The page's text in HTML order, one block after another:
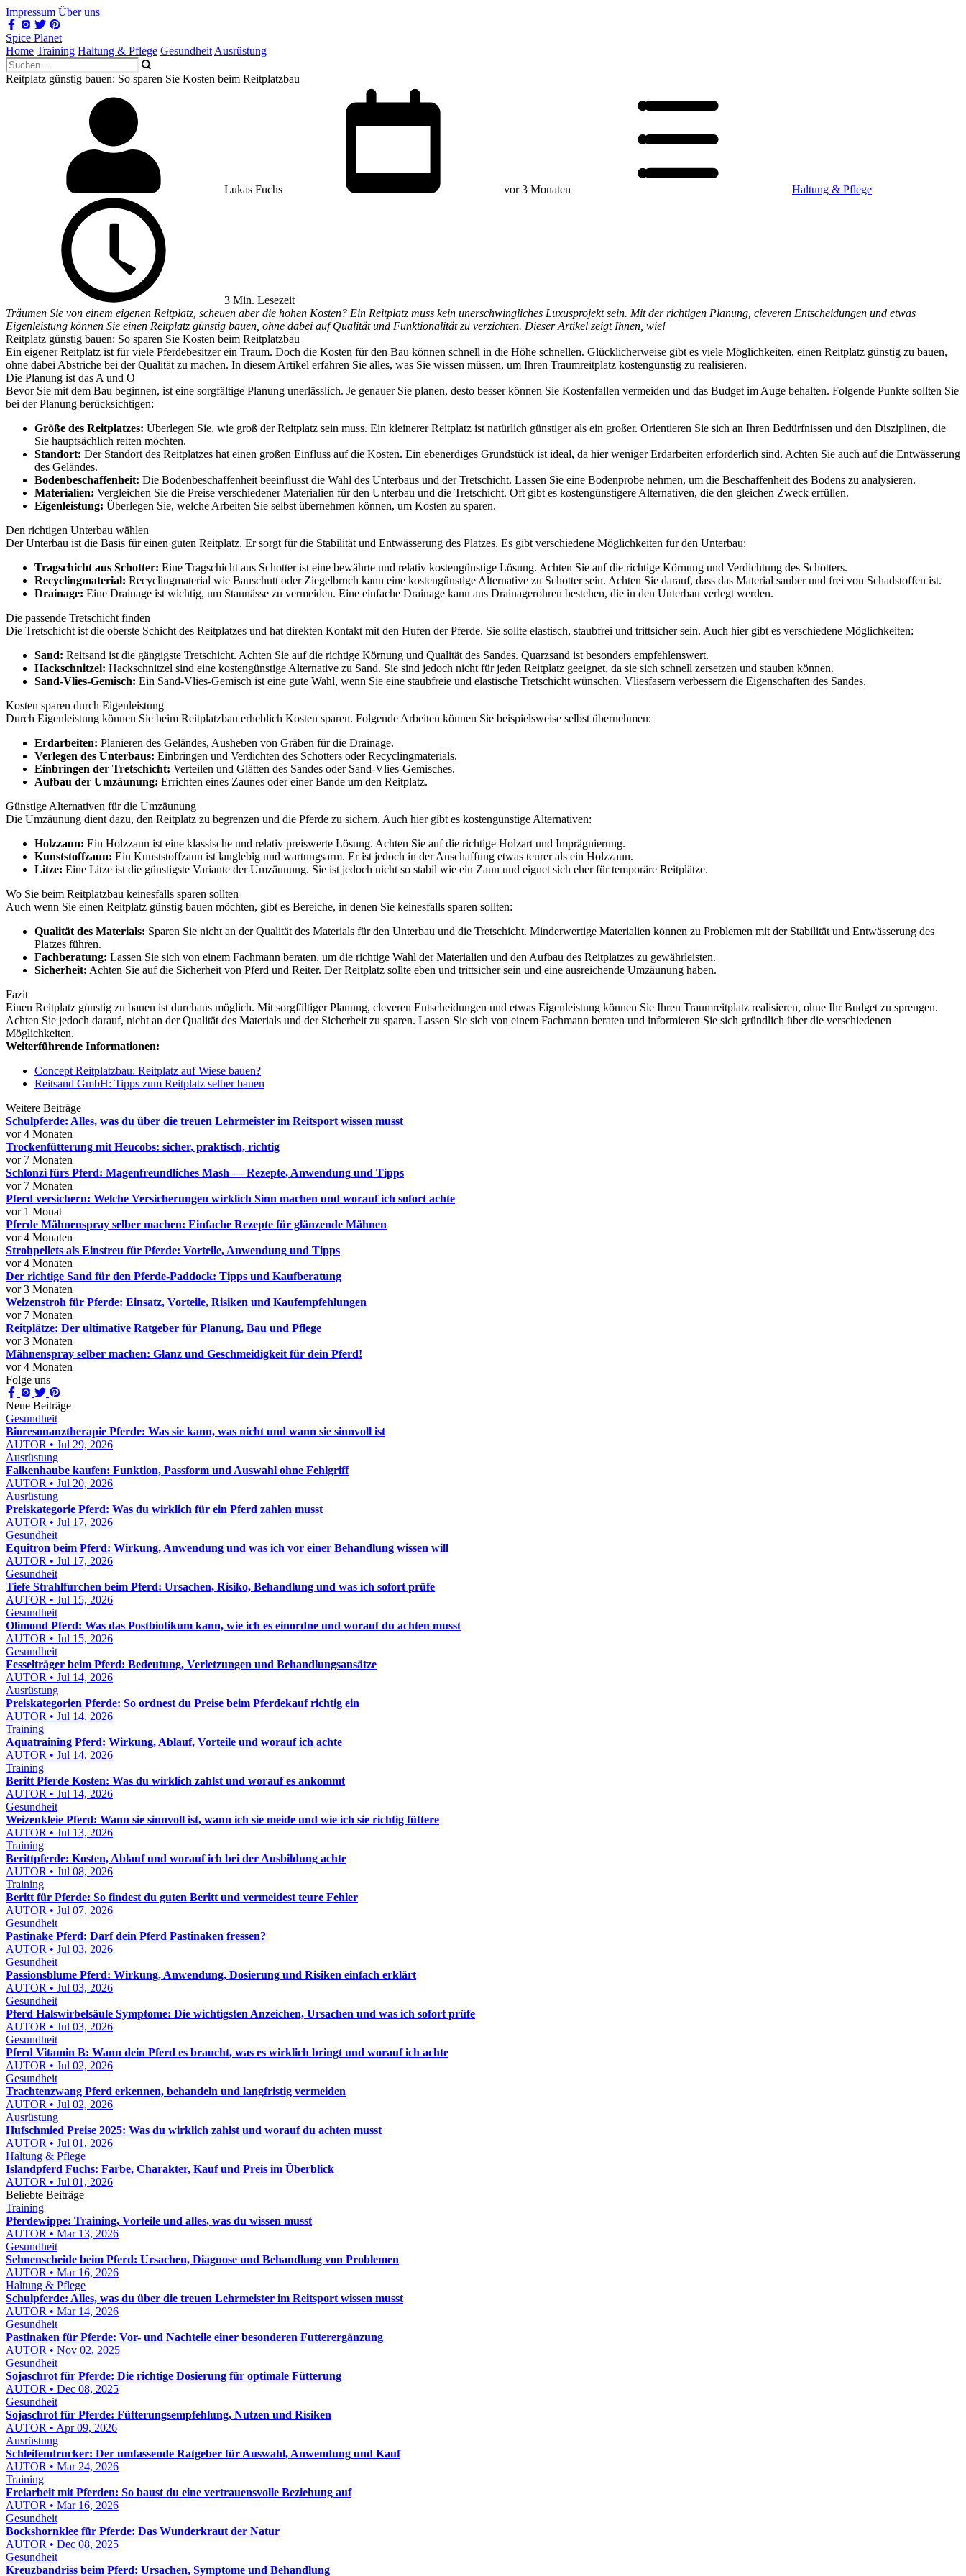
Impressum Über uns
Spice Planet
Home Training Haltung & Pflege Gesundheit Ausrüstung
Reitplatz günstig bauen: So sparen Sie Kosten beim Reitplatzbau
Lukas Fuchs vor 3 Monaten Haltung & Pflege
3 Min. Lesezeit
Träumen Sie von einem eigenen Reitplatz, scheuen aber die hohen Kosten? Ein Reitplatz muss kein unerschwingliches Luxusprojekt sein. Mit der richtigen Planung, cleveren Entscheidungen und etwas
Eigenleistung können Sie einen Reitplatz günstig bauen, ohne dabei auf Qualität und Funktionalität zu verzichten. Dieser Artikel zeigt Ihnen, wie!
Reitplatz günstig bauen: So sparen Sie Kosten beim Reitplatzbau
Ein eigener Reitplatz ist für viele Pferdebesitzer ein Traum. Doch die Kosten für den Bau können schnell in die Höhe schnellen. Glücklicherweise gibt es viele Möglichkeiten, einen Reitplatz günstig zu bauen,
ohne dabei Abstriche bei der Qualität zu machen. In diesem Artikel erfahren Sie alles, was Sie wissen müssen, um Ihren Traumreitplatz kostengünstig zu realisieren.
Die Planung ist das A und O
Bevor Sie mit dem Bau beginnen, ist eine sorgfältige Planung unerlässlich. Je genauer Sie planen, desto besser können Sie Kostenfallen vermeiden und das Budget im Auge behalten. Folgende Punkte sollten Sie
bei der Planung berücksichtigen:
Größe des Reitplatzes: Überlegen Sie, wie groß der Reitplatz sein muss. Ein kleinerer Reitplatz ist natürlich günstiger als ein großer. Orientieren Sie sich an Ihren Bedürfnissen und den Disziplinen, die
Sie hauptsächlich reiten möchten.
Standort: Der Standort des Reitplatzes hat einen großen Einfluss auf die Kosten. Ein ebenerdiges Grundstück ist ideal, da hier weniger Erdarbeiten erforderlich sind. Achten Sie auch auf die Entwässerung
des Geländes.
Bodenbeschaffenheit: Die Bodenbeschaffenheit beeinflusst die Wahl des Unterbaus und der Tretschicht. Lassen Sie eine Bodenprobe nehmen, um die Beschaffenheit des Bodens zu analysieren.
Materialien: Vergleichen Sie die Preise verschiedener Materialien für den Unterbau und die Tretschicht. Oft gibt es kostengünstigere Alternativen, die den gleichen Zweck erfüllen.
Eigenleistung: Überlegen Sie, welche Arbeiten Sie selbst übernehmen können, um Kosten zu sparen.
Den richtigen Unterbau wählen
Der Unterbau ist die Basis für einen guten Reitplatz. Er sorgt für die Stabilität und Entwässerung des Platzes. Es gibt verschiedene Möglichkeiten für den Unterbau:
Tragschicht aus Schotter: Eine Tragschicht aus Schotter ist eine bewährte und relativ kostengünstige Lösung. Achten Sie auf die richtige Körnung und Verdichtung des Schotters.
Recyclingmaterial: Recyclingmaterial wie Bauschutt oder Ziegelbruch kann eine kostengünstige Alternative zu Schotter sein. Achten Sie darauf, dass das Material sauber und frei von Schadstoffen ist.
Drainage: Eine Drainage ist wichtig, um Staunässe zu vermeiden. Eine einfache Drainage kann aus Drainagerohren bestehen, die in den Unterbau verlegt werden.
Die passende Tretschicht finden
Die Tretschicht ist die oberste Schicht des Reitplatzes und hat direkten Kontakt mit den Hufen der Pferde. Sie sollte elastisch, staubfrei und trittsicher sein. Auch hier gibt es verschiedene Möglichkeiten:
Sand: Reitsand ist die gängigste Tretschicht. Achten Sie auf die richtige Körnung und Qualität des Sandes. Quarzsand ist besonders empfehlenswert.
Hackschnitzel: Hackschnitzel sind eine kostengünstige Alternative zu Sand. Sie sind jedoch nicht für jeden Reitplatz geeignet, da sie sich schnell zersetzen und stauben können.
Sand-Vlies-Gemisch: Ein Sand-Vlies-Gemisch ist eine gute Wahl, wenn Sie eine staubfreie und elastische Tretschicht wünschen. Vliesfasern verbessern die Eigenschaften des Sandes.
Kosten sparen durch Eigenleistung
Durch Eigenleistung können Sie beim Reitplatzbau erheblich Kosten sparen. Folgende Arbeiten können Sie beispielsweise selbst übernehmen:
Erdarbeiten: Planieren des Geländes, Ausheben von Gräben für die Drainage.
Verlegen des Unterbaus: Einbringen und Verdichten des Schotters oder Recyclingmaterials.
Einbringen der Tretschicht: Verteilen und Glätten des Sandes oder Sand-Vlies-Gemisches.
Aufbau der Umzäunung: Errichten eines Zaunes oder einer Bande um den Reitplatz.
Günstige Alternativen für die Umzäunung
Die Umzäunung dient dazu, den Reitplatz zu begrenzen und die Pferde zu sichern. Auch hier gibt es kostengünstige Alternativen:
Holzzaun: Ein Holzzaun ist eine klassische und relativ preiswerte Lösung. Achten Sie auf die richtige Holzart und Imprägnierung.
Kunststoffzaun: Ein Kunststoffzaun ist langlebig und wartungsarm. Er ist jedoch in der Anschaffung etwas teurer als ein Holzzaun.
Litze: Eine Litze ist die günstigste Variante der Umzäunung. Sie ist jedoch nicht so stabil wie ein Zaun und eignet sich eher für temporäre Reitplätze.
Wo Sie beim Reitplatzbau keinesfalls sparen sollten
Auch wenn Sie einen Reitplatz günstig bauen möchten, gibt es Bereiche, in denen Sie keinesfalls sparen sollten:
Qualität des Materials: Sparen Sie nicht an der Qualität des Materials für den Unterbau und die Tretschicht. Minderwertige Materialien können zu Problemen mit der Stabilität und Entwässerung des
Platzes führen.
Fachberatung: Lassen Sie sich von einem Fachmann beraten, um die richtige Wahl der Materialien und den Aufbau des Reitplatzes zu gewährleisten.
Sicherheit: Achten Sie auf die Sicherheit von Pferd und Reiter. Der Reitplatz sollte eben und trittsicher sein und eine ausreichende Umzäunung haben.
Fazit
Einen Reitplatz günstig zu bauen ist durchaus möglich. Mit sorgfältiger Planung, cleveren Entscheidungen und etwas Eigenleistung können Sie Ihren Traumreitplatz realisieren, ohne Ihr Budget zu sprengen.
Achten Sie jedoch darauf, nicht an der Qualität des Materials und der Sicherheit zu sparen. Lassen Sie sich von einem Fachmann beraten und informieren Sie sich gründlich über die verschiedenen
Möglichkeiten.
Weiterführende Informationen:
Concept Reitplatzbau: Reitplatz auf Wiese bauen?
Reitsand GmbH: Tipps zum Reitplatz selber bauen
Weitere Beiträge
Schulpferde: Alles, was du über die treuen Lehrmeister im Reitsport wissen musst
vor 4 Monaten
Trockenfütterung mit Heucobs: sicher, praktisch, richtig
vor 7 Monaten
Schlonzi fürs Pferd: Magenfreundliches Mash — Rezepte, Anwendung und Tipps
vor 7 Monaten
Pferd versichern: Welche Versicherungen wirklich Sinn machen und worauf ich sofort achte
vor 1 Monat
Pferde Mähnenspray selber machen: Einfache Rezepte für glänzende Mähnen
vor 4 Monaten
Strohpellets als Einstreu für Pferde: Vorteile, Anwendung und Tipps
vor 4 Monaten
Der richtige Sand für den Pferde-Paddock: Tipps und Kaufberatung
vor 3 Monaten
Weizenstroh für Pferde: Einsatz, Vorteile, Risiken und Kaufempfehlungen
vor 7 Monaten
Reitplätze: Der ultimative Ratgeber für Planung, Bau und Pflege
vor 3 Monaten
Mähnenspray selber machen: Glanz und Geschmeidigkeit für dein Pferd!
vor 4 Monaten
Folge uns
Neue Beiträge
Gesundheit
Bioresonanztherapie Pferde: Was sie kann, was nicht und wann sie sinnvoll ist
AUTOR • Jul 29, 2026
Ausrüstung
Falkenhaube kaufen: Funktion, Passform und Auswahl ohne Fehlgriff
AUTOR • Jul 20, 2026
Ausrüstung
Preiskategorie Pferd: Was du wirklich für ein Pferd zahlen musst
AUTOR • Jul 17, 2026
Gesundheit
Equitron beim Pferd: Wirkung, Anwendung und was ich vor einer Behandlung wissen will
AUTOR • Jul 17, 2026
Gesundheit
Tiefe Strahlfurchen beim Pferd: Ursachen, Risiko, Behandlung und was ich sofort prüfe
AUTOR • Jul 15, 2026
Gesundheit
Olimond Pferd: Was das Postbiotikum kann, wie ich es einordne und worauf du achten musst
AUTOR • Jul 15, 2026
Gesundheit
Fesselträger beim Pferd: Bedeutung, Verletzungen und Behandlungsansätze
AUTOR • Jul 14, 2026
Ausrüstung
Preiskategorien Pferde: So ordnest du Preise beim Pferdekauf richtig ein
AUTOR • Jul 14, 2026
Training
Aquatraining Pferd: Wirkung, Ablauf, Vorteile und worauf ich achte
AUTOR • Jul 14, 2026
Training
Beritt Pferde Kosten: Was du wirklich zahlst und worauf es ankommt
AUTOR • Jul 14, 2026
Gesundheit
Weizenkleie Pferd: Wann sie sinnvoll ist, wann ich sie meide und wie ich sie richtig füttere
AUTOR • Jul 13, 2026
Training
Berittpferde: Kosten, Ablauf und worauf ich bei der Ausbildung achte
AUTOR • Jul 08, 2026
Training
Beritt für Pferde: So findest du guten Beritt und vermeidest teure Fehler
AUTOR • Jul 07, 2026
Gesundheit
Pastinake Pferd: Darf dein Pferd Pastinaken fressen?
AUTOR • Jul 03, 2026
Gesundheit
Passionsblume Pferd: Wirkung, Anwendung, Dosierung und Risiken einfach erklärt
AUTOR • Jul 03, 2026
Gesundheit
Pferd Halswirbelsäule Symptome: Die wichtigsten Anzeichen, Ursachen und was ich sofort prüfe
AUTOR • Jul 03, 2026
Gesundheit
Pferd Vitamin B: Wann dein Pferd es braucht, was es wirklich bringt und worauf ich achte
AUTOR • Jul 02, 2026
Gesundheit
Trachtenzwang Pferd erkennen, behandeln und langfristig vermeiden
AUTOR • Jul 02, 2026
Ausrüstung
Hufschmied Preise 2025: Was du wirklich zahlst und worauf du achten musst
AUTOR • Jul 01, 2026
Haltung & Pflege
Islandpferd Fuchs: Farbe, Charakter, Kauf und Preis im Überblick
AUTOR • Jul 01, 2026
Beliebte Beiträge
Training
Pferdewippe: Training, Vorteile und alles, was du wissen musst
AUTOR • Mar 13, 2026
Gesundheit
Sehnenscheide beim Pferd: Ursachen, Diagnose und Behandlung von Problemen
AUTOR • Mar 16, 2026
Haltung & Pflege
Schulpferde: Alles, was du über die treuen Lehrmeister im Reitsport wissen musst
AUTOR • Mar 14, 2026
Gesundheit
Pastinaken für Pferde: Vor- und Nachteile einer besonderen Futterergänzung
AUTOR • Nov 02, 2025
Gesundheit
Sojaschrot für Pferde: Die richtige Dosierung für optimale Fütterung
AUTOR • Dec 08, 2025
Gesundheit
Sojaschrot für Pferde: Fütterungsempfehlung, Nutzen und Risiken
AUTOR • Apr 09, 2026
Ausrüstung
Schleifendrucker: Der umfassende Ratgeber für Auswahl, Anwendung und Kauf
AUTOR • Mar 24, 2026
Training
Freiarbeit mit Pferden: So baust du eine vertrauensvolle Beziehung auf
AUTOR • Mar 16, 2026
Gesundheit
Bockshornklee für Pferde: Das Wunderkraut der Natur
AUTOR • Dec 08, 2025
Gesundheit
Kreuzbandriss beim Pferd: Ursachen, Symptome und Behandlung